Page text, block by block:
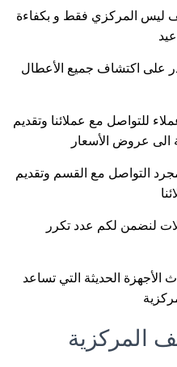
ليس المركزي فقط و بكفاءة
على اكتشاف جميع الأعطال
للتواصل مع عملائنا وتقديم
الى عروض الأسعار
التواصل مع القسم وتقديم
لنضمن لكم عدد تكرر
الأجهزة الحديثة التي تساعد
المركزية